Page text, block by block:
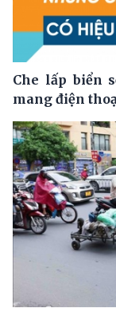
Che lấp biển
mang điện